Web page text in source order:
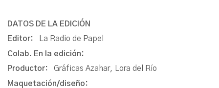
DATOS DE LA EDICIÓN
Editor:
La Radio de Papel
Colab. En la edición:
Productor: Gráficas Azahar, Lora del Río
Maquetación/diseño: